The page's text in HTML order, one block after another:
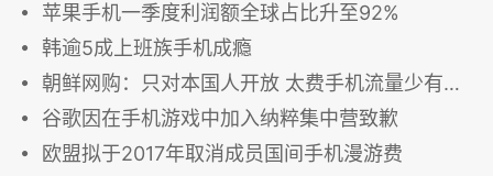
苹果手机一季度利润额全球占比升至92%
韩逾5成上班族手机成瘾
朝鲜网购：只对本国人开放 太费手机流量少有人用
谷歌因在手机游戏中加入纳粹集中营致歉
欧盟拟于2017年取消成员国间手机漫游费